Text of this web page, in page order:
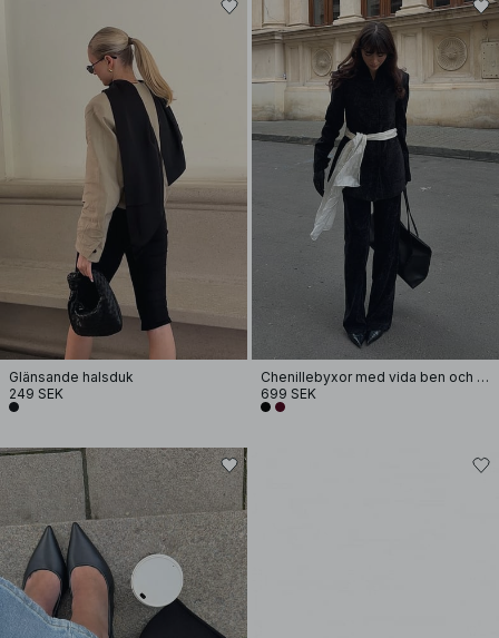
Glänsande halsduk
249 SEK
Chenillebyxor med vida ben och låg midja
699 SEK